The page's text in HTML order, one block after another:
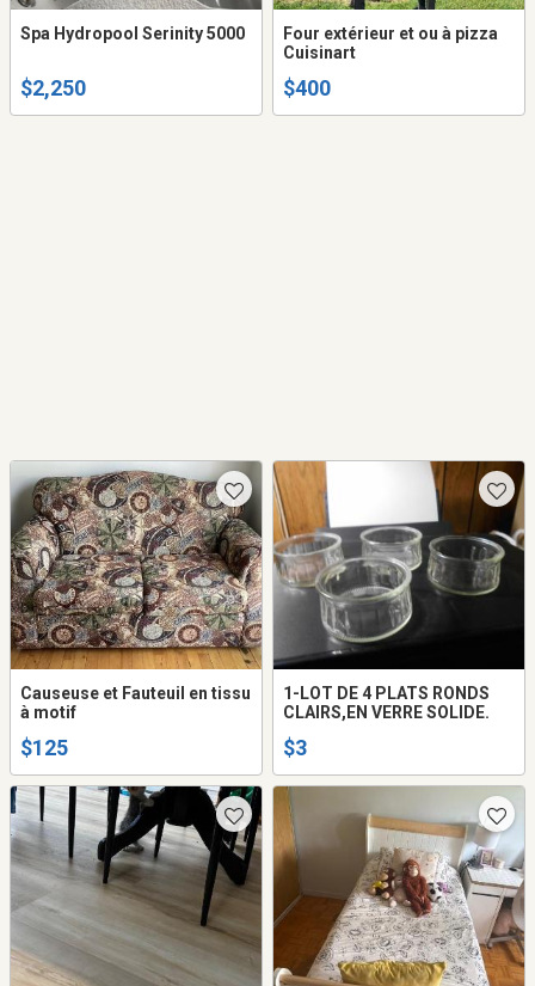
Spa Hydropool Serinity 5000
$2,250
Four extérieur et ou à pizza
Cuisinart
$400
Causeuse et Fauteuil en tissu
à motif
$125
1-LOT DE 4 PLATS RONDS
CLAIRS,EN VERRE SOLIDE.
$3